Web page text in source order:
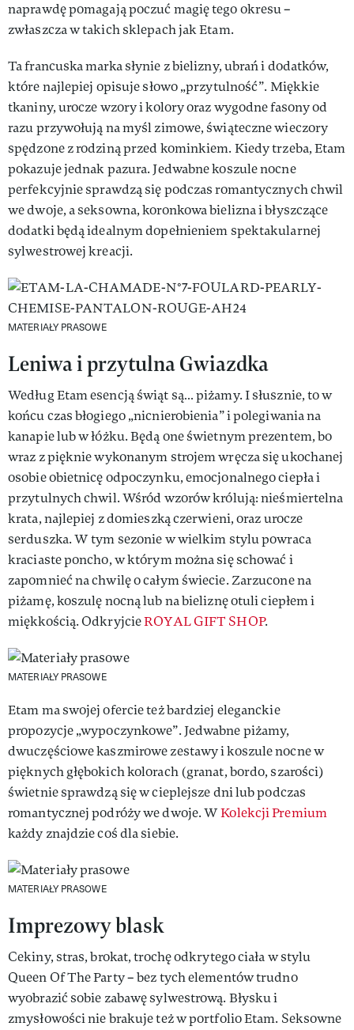
naprawdę pomagają poczuć magię tego okresu –
zwłaszcza w takich sklepach jak Etam.
Ta francuska marka słynie z bielizny, ubrań i dodatków,
które najlepiej opisuje słowo „przytulność”. Miękkie
tkaniny, urocze wzory i kolory oraz wygodne fasony od
razu przywołują na myśl zimowe, świąteczne wieczory
spędzone z rodziną przed kominkiem. Kiedy trzeba, Etam
pokazuje jednak pazura. Jedwabne koszule nocne
perfekcyjnie sprawdzą się podczas romantycznych chwil
we dwoje, a seksowna, koronkowa bielizna i błyszczące
dodatki będą idealnym dopełnieniem spektakularnej
sylwestrowej kreacji.
MATERIAŁY PRASOWE
Leniwa i przytulna Gwiazdka
Według Etam esencją świąt są… piżamy. I słusznie, to w
końcu czas błogiego „nicnierobienia” i polegiwania na
kanapie lub w łóżku. Będą one świetnym prezentem, bo
wraz z pięknie wykonanym strojem wręcza się ukochanej
osobie obietnicę odpoczynku, emocjonalnego ciepła i
przytulnych chwil. Wśród wzorów królują: nieśmiertelna
krata, najlepiej z domieszką czerwieni, oraz urocze
serduszka. W tym sezonie w wielkim stylu powraca
kraciaste poncho, w którym można się schować i
zapomnieć na chwilę o całym świecie. Zarzucone na
piżamę, koszulę nocną lub na bieliznę otuli ciepłem i
miękkością. OdkryjcieROYAL GIFT SHOP.
MATERIAŁY PRASOWE
Etam ma swojej ofercie też bardziej eleganckie
propozycje „wypoczynkowe”. Jedwabne piżamy,
dwuczęściowe kaszmirowe zestawy i koszule nocne w
pięknych głębokich kolorach (granat, bordo, szarości)
świetnie sprawdzą się w cieplejsze dni lub podczas
romantycznej podróży we dwoje. WKolekcji Premium
każdy znajdzie coś dla siebie.
MATERIAŁY PRASOWE
Imprezowy blask
Cekiny, stras, brokat, trochę odkrytego ciała w stylu
Queen Of The Party – bez tych elementów trudno
wyobrazić sobie zabawę sylwestrową. Błysku i
zmysłowości nie brakuje też w portfolio Etam. Seksowne